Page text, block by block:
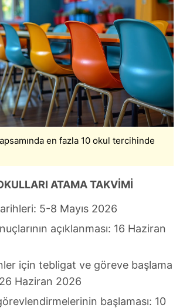
en fazla 10 okul tercihinde
ATAMA TAKVİMİ
5-8 Mayıs 2026
açıklanması: 16 Haziran
için tebligat ve göreve başlama
Haziran 2026
başlaması: 10